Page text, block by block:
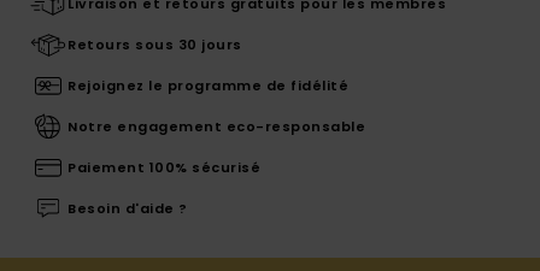
Retours sous 30 jours
Rejoignez le programme de fidélité
Notre engagement eco-responsable
Paiement 100% sécurisé
Besoin d'aide ?